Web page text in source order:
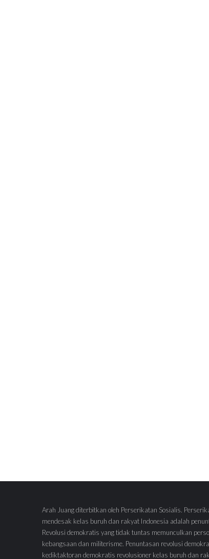
Arah Juang diterbitkan oleh Perserikatan Sosialis.
mendesak kelas buruh dan rakyat Indonesia adalah
Revolusi demokratis yang tidak tuntas memunculkan
kebangsaan dan militerisme. Penuntasan revolusi
kediktaktoran demokratis revolusioner kelas buruh dan